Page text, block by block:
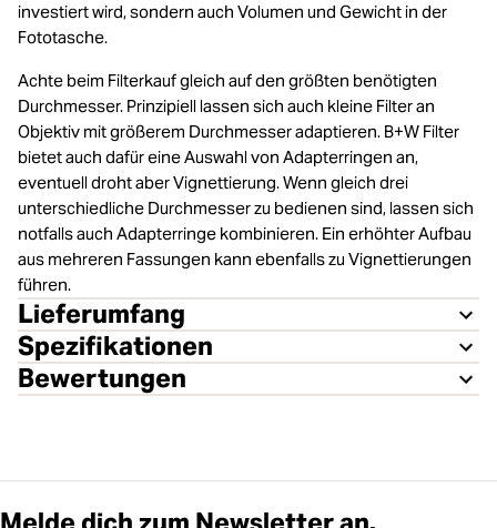
investiert wird, sondern auch Volumen und Gewicht in der
Fototasche.
Achte beim Filterkauf gleich auf den größten benötigten
Durchmesser. Prinzipiell lassen sich auch kleine Filter an
Objektiv mit größerem Durchmesser adaptieren. B+W Filter
bietet auch dafür eine Auswahl von Adapterringen an,
eventuell droht aber Vignettierung. Wenn gleich drei
unterschiedliche Durchmesser zu bedienen sind, lassen sich
notfalls auch Adapterringe kombinieren. Ein erhöhter Aufbau
aus mehreren Fassungen kann ebenfalls zu Vignettierungen
führen.
Lieferumfang
Spezifikationen
Bewertungen